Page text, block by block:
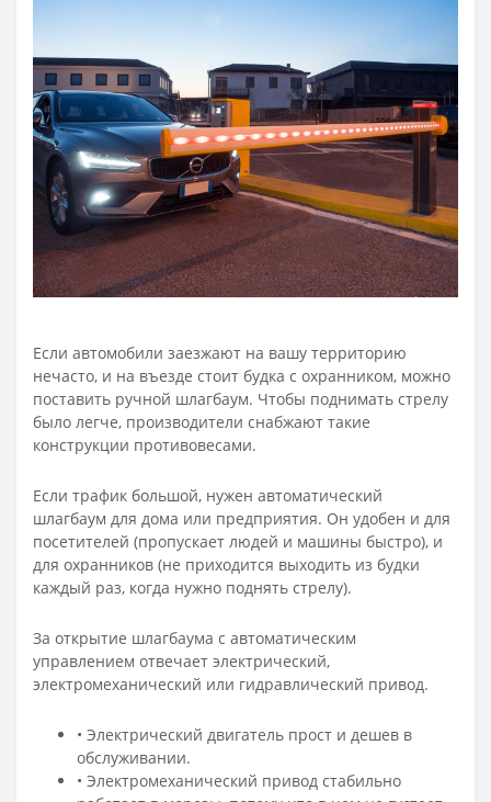
Если автомобили заезжают на вашу территорию
нечасто, и на въезде стоит будка с охранником, можно
поставить ручной шлагбаум. Чтобы поднимать стрелу
было легче, производители снабжают такие
конструкции противовесами.
Если трафик большой, нужен автоматический
шлагбаум для дома или предприятия. Он удобен и для
посетителей (пропускает людей и машины быстро), и
для охранников (не приходится выходить из будки
каждый раз, когда нужно поднять стрелу).
За открытие шлагбаума с автоматическим
управлением отвечает электрический,
электромеханический или гидравлический привод.
• Электрический двигатель прост и дешев в
обслуживании.
• Электромеханический привод стабильно